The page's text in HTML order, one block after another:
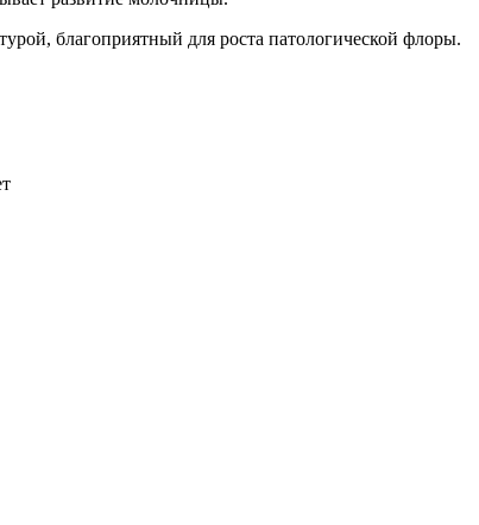
благоприятный для роста патологической флоры.